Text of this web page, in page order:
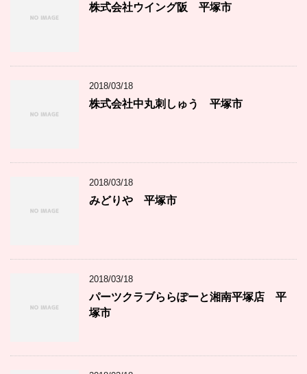
株式会社ウイング阪 平塚市
2018/03/18
株式会社中丸刺しゅう 平塚市
2018/03/18
みどりや 平塚市
2018/03/18
パーツクラブららぽーと湘南平塚店 平
塚市